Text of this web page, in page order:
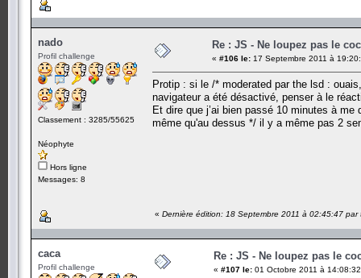
nado
Profil challenge
Classement : 3285/55625
Néophyte
Hors ligne
Messages: 8
Re : JS - Ne loupez pas le
« #106 le: 17 Septembre 2011 à
Protip : si le /* moderated par the lsd :
navigateur a été désactivé, penser à le
Et dire que j’ai bien passé 10 minutes à
même qu'au dessus */ il y a même pas 2
« Dernière édition: 18 Septembre 2011 à 02:45:47 par
caca
Profil challenge
Re : JS - Ne loupez pas le
« #107 le: 01 Octobre 2011 à